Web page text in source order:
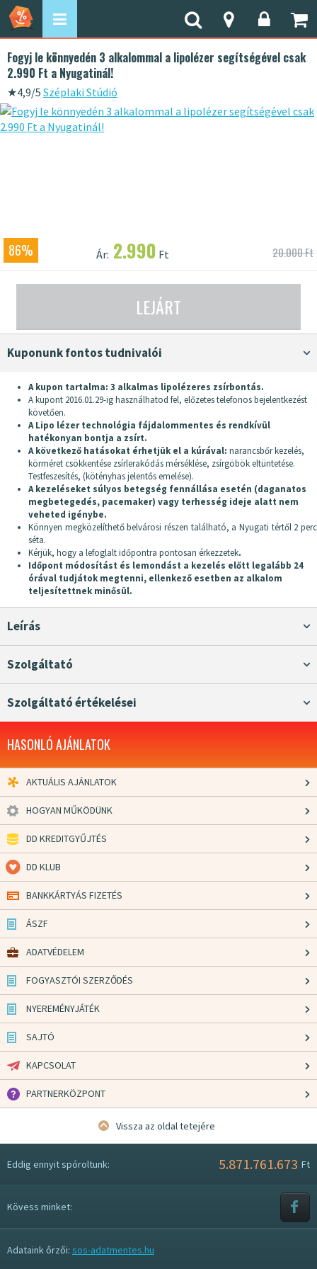
Fogyj le könnyedén 3 alkalommal a lipolézer segítségével csak
2.990 Ft a Nyugatinál!
★4,9/5 Széplaki Stúdió
86% Ár: 2.990 Ft 20.000 Ft
LEJÁRT
Kuponunk fontos tudnivalói
A kupon tartalma: 3 alkalmas lipolézeres zsírbontás.
A kupont 2016.01.29-ig használhatod fel, előzetes telefonos bejelentkezést
követően.
A Lipo lézer technológia fájdalommentes és rendkívül
hatékonyan bontja a zsírt.
A következő hatásokat érhetjük el a kúrával: narancsbőr kezelés,
körméret csökkentése zsírlerakódás mérséklése, zsírgöbök eltüntetése.
Testfeszesítés, (kötényhas jelentős emelése).
A kezeléseket súlyos betegség fennállása esetén (daganatos
megbetegedés, pacemaker) vagy terhesség ideje alatt nem
veheted igénybe.
Könnyen megközelíthető belvárosi részen található, a Nyugati tértől 2 perc
séta.
Kérjük, hogy a lefoglalt időpontra pontosan érkezzetek.
Időpont módosítást és lemondást a kezelés előtt legalább 24
órával tudjátok megtenni, ellenkező esetben az alkalom
teljesítettnek minősül.
Leírás
Szolgáltató
Szolgáltató értékelései
HASONLÓ AJÁNLATOK
AKTUÁLIS AJÁNLATOK
HOGYAN MŰKÖDÜNK
DD KREDITGYŰJTÉS
DD KLUB
BANKKÁRTYÁS FIZETÉS
ÁSZF
ADATVÉDELEM
FOGYASZTÓI SZERZŐDÉS
NYEREMÉNYJÁTÉK
SAJTÓ
KAPCSOLAT
PARTNERKÖZPONT
Vissza az oldal tetejére
Eddig ennyit spóroltunk: 5.871.761.673 Ft
Kövess minket:
Adataink őrzői: sos-adatmentes.hu